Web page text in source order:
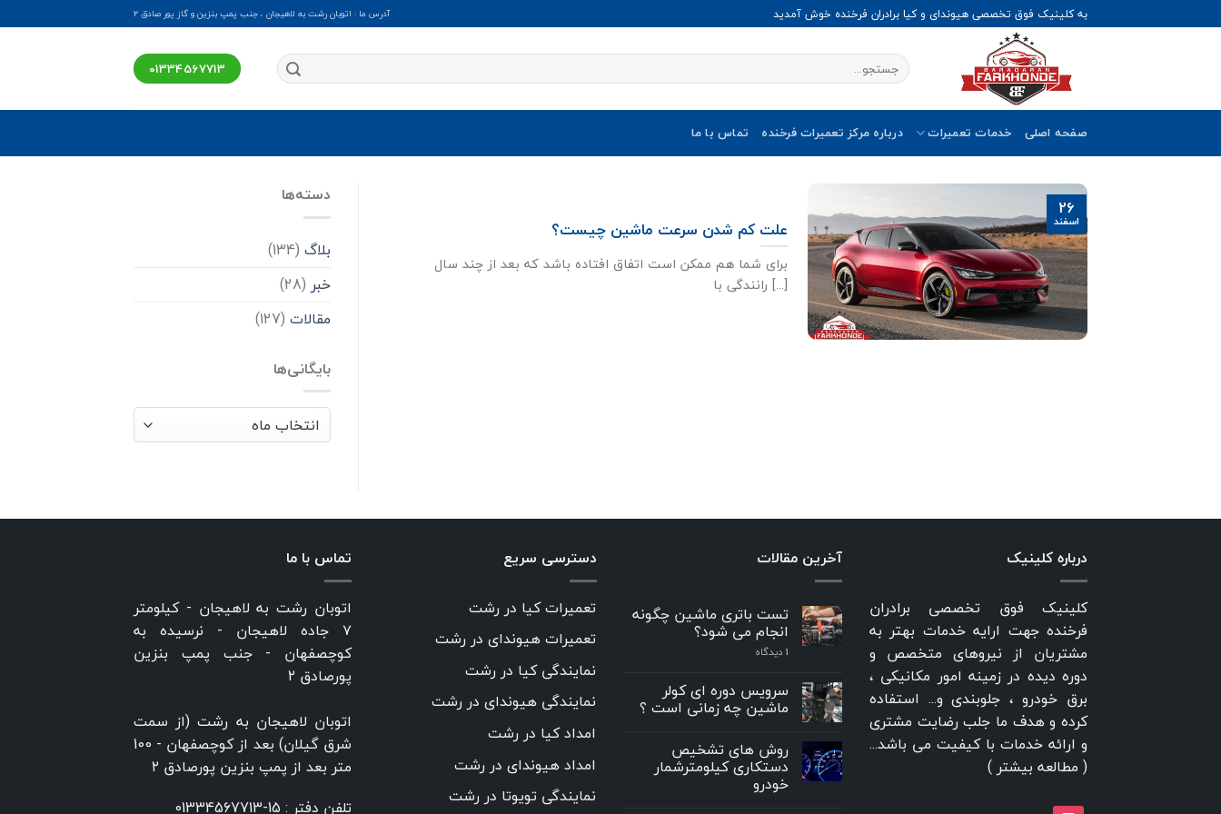
to
به کلینیک فوق تخصصی هیوندای و کیا برادران فرخنده خوش آمدید آدرس ما : اتوبان رشت به لاهیجان ، جنب پمپ بنزین و گاز پور صادق ۲
01334567713
صفحه اصلی خدمات تعمیرات درباره مرکز تعمیرات فرخنده تماس با ما
علت کم شدن سرعت ماشین چیست؟
برای شما هم ممکن است اتفاق افتاده باشد که بعد از چند سال
رانندگی با [...]
26
اسفند
دسته‌ها
بلاگ (134)
خبر (28)
مقالات (127)
بایگانی‌ها
بایگانی‌ها
درباره کلینیک
کلینیک فوق تخصصی برادران
فرخنده جهت ارایه خدمات بهتر به
مشتریان از نیروهای متخصص و
دوره دیده در زمینه امور مکانیکی ،
برق خودرو ، جلوبندی و... استفاده
کرده و هدف ما جلب رضایت مشتری
و ارائه خدمات با کیفیت می باشد...
( مطالعه بیشتر )
آخرین مقالات
تست باتری ماشین چگونه
انجام می شود؟
۱ دیدگاه
سرویس دوره ای کولر
ماشین چه زمانی است ؟
روش های تشخیص
دستکاری کیلومترشمار
خودرو
دسترسی سریع
تعمیرات کیا در رشت
تعمیرات هیوندای در رشت
نمایندگی کیا در رشت
نمایندگی هیوندای در رشت
امداد کیا در رشت
امداد هیوندای در رشت
نمایندگی تویوتا در رشت
تماس با ما
اتوبان رشت به لاهیجان - کیلومتر
۷ جاده لاهیجان - نرسیده به
کوچصفهان - جنب پمپ بنزین
پورصادق ۲
اتوبان لاهیجان به رشت (از سمت
شرق گیلان) بعد از کوچصفهان - 100
متر بعد از پمپ بنزین پورصادق ۲
تلفن دفتر : 15-01334567713